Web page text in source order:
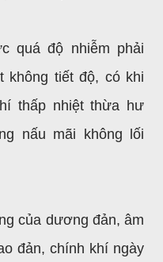
quá độ nhiễm phải
không tiết độ, có khi
thấp nhiệt thừa hư
nấu mãi không lối
của dương đản, âm
đản, chính khí ngày